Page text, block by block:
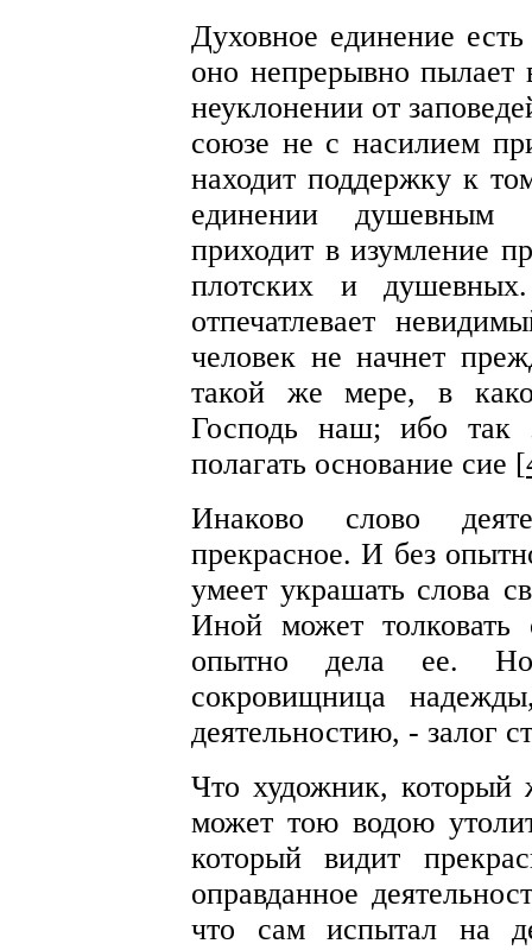
Духовное единение есть
оно непрерывно
неуклонении от
союзе не с насилием
находит поддержку к
единении душевным
приходит в изумление
плотских и
отпечатлевает
человек не начнет
такой же мере, в
Господь наш; ибо
полагать основание сие [
Инаково слово
прекрасное. И без
умеет украшать слова
Иной может толковать
опытно дела ее.
сокровищница
деятельностию, - залог
Что художник, который
может тою водою
который видит
оправданное
что сам испытал на